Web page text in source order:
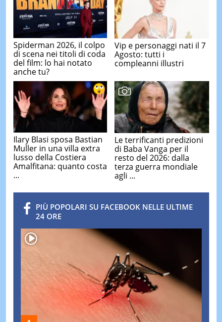
Spiderman 2026, il colpo
di scena nei titoli di coda
del film: lo hai notato
anche tu?
Vip e personaggi nati il 7
Agosto: tutti i
compleanni illustri
Ilary Blasi sposa Bastian
Muller in una villa extra
lusso della Costiera
Amalfitana: quanto costa
...
Le terrificanti predizioni
di Baba Vanga per il
resto del 2026: dalla
terza guerra mondiale
agli ...
PIÙ POPOLARI SU FACEBOOK NELLE ULTIME
24 ORE